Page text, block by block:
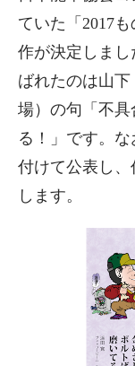
ていた「2017
作が決定しまし
ばれたのは山
場）の句「不
る！」です。
付けて公表し
します。